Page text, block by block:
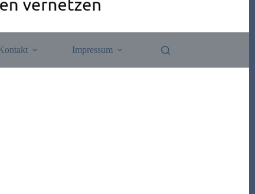
Impressum